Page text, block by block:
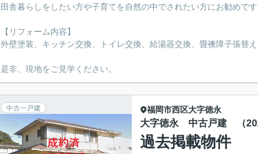
田舎暮らしをしたい方や子育てを自然の中でされたい方にお勧めです
【リフォーム内容】
外壁塗装、キッチン交換、トイレ交換、給湯器交換、畳襖障子張替
是非、現地をご見学ください。
中古一戸建 福岡市西区大字徳永
大字徳永 中古戸建 （
過去掲載物件